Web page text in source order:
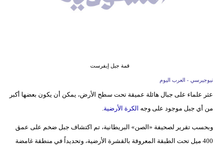
علوم
قمة جبل إيفرست
نيوجيرسي - العرب اليوم
عثر علماء على جبال هائلة عميقة تحت سطح الأرض، يمكن أن يكون بعضها أكبر
من أي جبل موجود على وجه الكرة الأرضية
وبحسب تقرير لصحيفة «الصن» البريطانية، تم اكتشاف جبل ضخم على عمق
400 ميل تحت الطبقة المعروفة بالقشرة الأرضية، وتحديداً في منطقة غامضة